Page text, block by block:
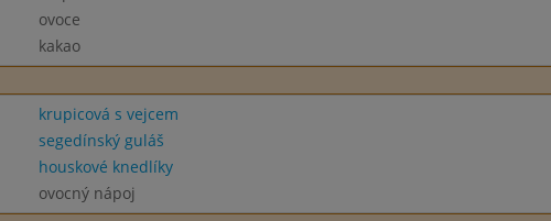
ovoce
kakao
krupicová s vejcem
segedínský guláš
houskové knedlíky
ovocný nápoj